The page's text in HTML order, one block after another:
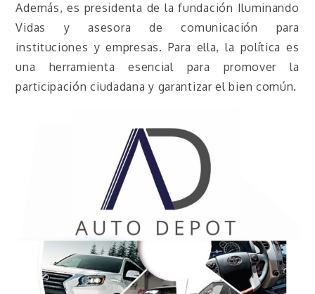
Además, es presidenta de la fundación Iluminando
Vidas y asesora de comunicación para
instituciones y empresas. Para ella, la política es
una herramienta esencial para promover la
participación ciudadana y garantizar el bien común.